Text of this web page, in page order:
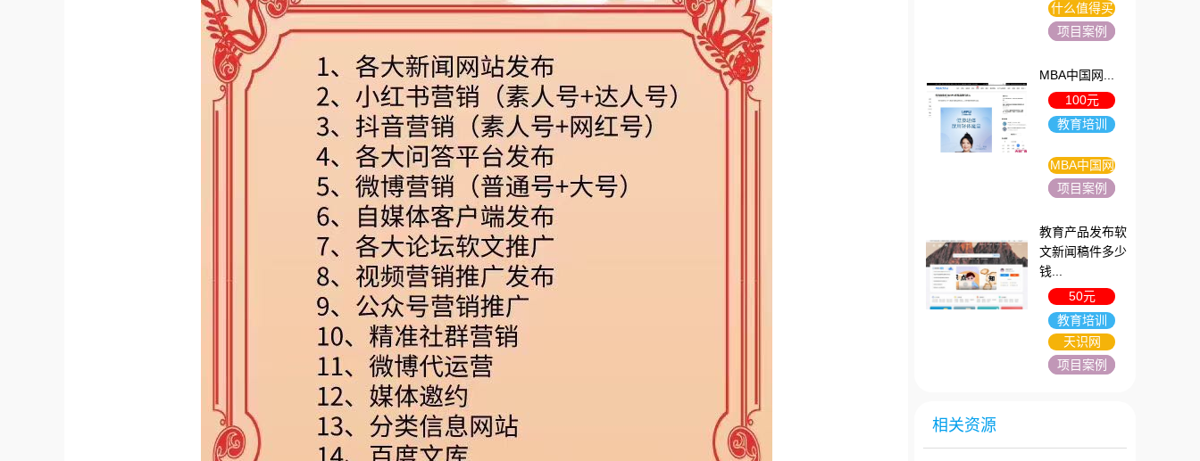
什么值得买
项目案例
MBA中国网...
100元
教育培训
MBA中国网
项目案例
教育产品发布软
文新闻稿件多少
钱...
50元
教育培训
天识网
项目案例
相关资源